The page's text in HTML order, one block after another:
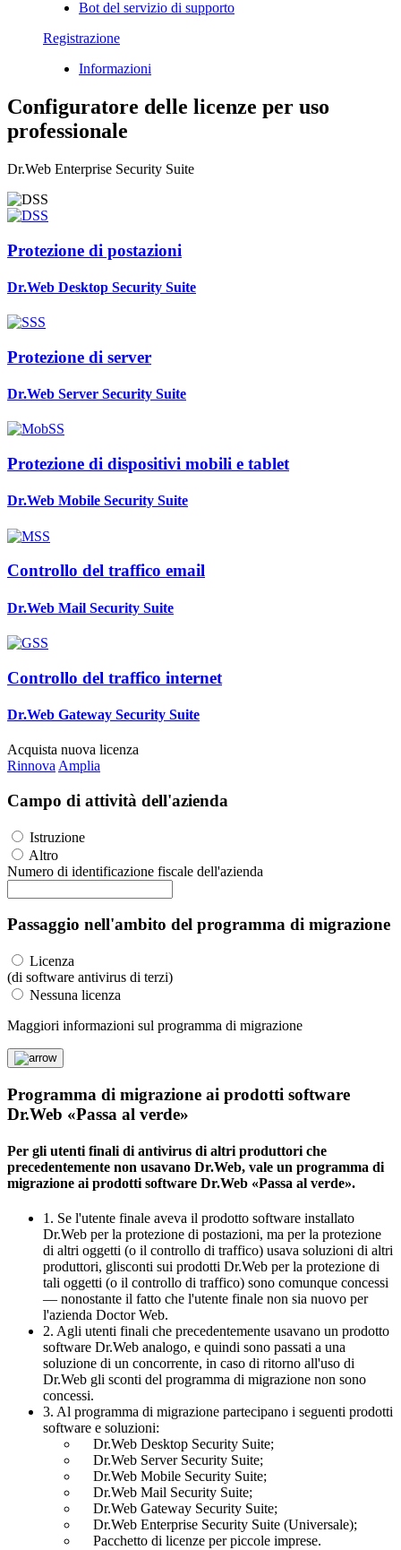
Bot del servizio di supporto
Registrazione
Informazioni
Configuratore delle licenze per uso
professionale
Dr.Web Enterprise Security Suite
Protezione di postazioni
Dr.Web Desktop Security Suite
Protezione di server
Dr.Web Server Security Suite
Protezione di dispositivi mobili e tablet
Dr.Web Mobile Security Suite
Controllo del traffico email
Dr.Web Mail Security Suite
Controllo del traffico internet
Dr.Web Gateway Security Suite
Acquista nuova licenza
Rinnova Amplia
Campo di attività dell'azienda
Istruzione
Altro
Numero di identificazione fiscale dell'azienda
Passaggio nell'ambito del programma di migrazione
Licenza
(di software antivirus di terzi)
Nessuna licenza
Maggiori informazioni sul programma di migrazione
Programma di migrazione ai prodotti software
Dr.Web «Passa al verde»
Per gli utenti finali di antivirus di altri produttori che
precedentemente non usavano Dr.Web, vale un programma di
migrazione ai prodotti software Dr.Web «Passa al verde».
1. Se l'utente finale aveva il prodotto software installato
Dr.Web per la protezione di postazioni, ma per la protezione
di altri oggetti (o il controllo di traffico) usava soluzioni di altri
produttori, glisconti sui prodotti Dr.Web per la protezione di
tali oggetti (o il controllo di traffico) sono comunque concessi
— nonostante il fatto che l'utente finale non sia nuovo per
l'azienda Doctor Web.
2. Agli utenti finali che precedentemente usavano un prodotto
software Dr.Web analogo, e quindi sono passati a una
soluzione di un concorrente, in caso di ritorno all'uso di
Dr.Web gli sconti del programma di migrazione non sono
concessi.
3. Al programma di migrazione partecipano i seguenti prodotti
software e soluzioni:
Dr.Web Desktop Security Suite;
Dr.Web Server Security Suite;
Dr.Web Mobile Security Suite;
Dr.Web Mail Security Suite;
Dr.Web Gateway Security Suite;
Dr.Web Enterprise Security Suite (Universale);
Pacchetto di licenze per piccole imprese.